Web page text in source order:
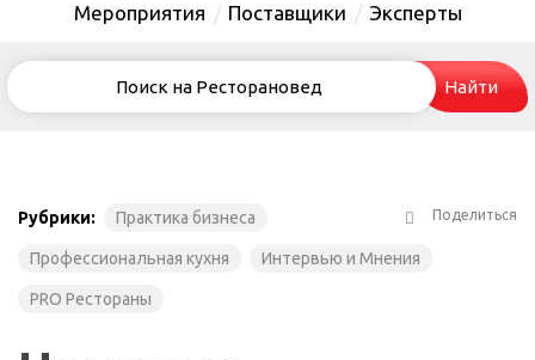
Мероприятия Поставщики Эксперты
Поделиться
Рубрики: Практика бизнеса
Профессиональная кухня Интервью и Мнения
PRO Рестораны